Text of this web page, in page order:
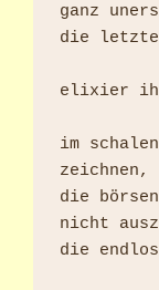
ganz
die
elixier
im
die
nicht
die